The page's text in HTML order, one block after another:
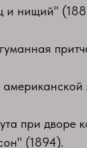
и нищий"
при дворе
(1894).